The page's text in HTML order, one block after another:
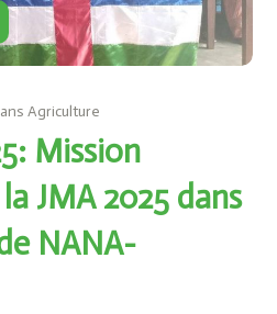
Agriculture
Mission
JMA 2025 dans
NANA-